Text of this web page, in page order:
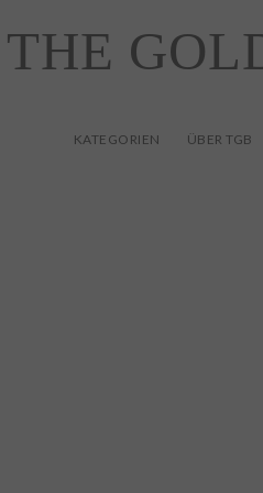
THE
KATEGORIEN ÜBER TGB